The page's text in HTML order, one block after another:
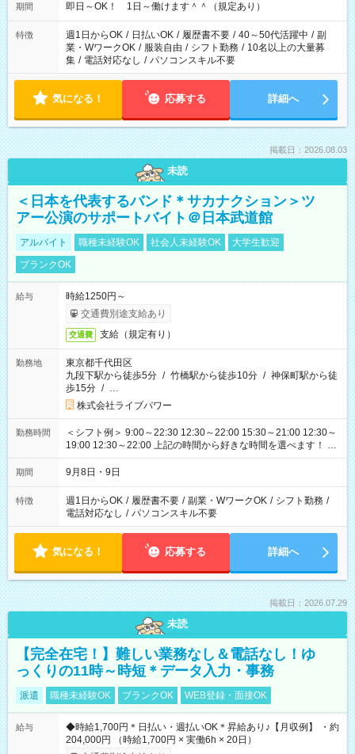
期間 即日～OK！ 1日～働けます＾＾（規定あり）
特徴 週1日からOK / 日払いOK / 履歴書不要 / 40～50代活躍中 / 副
業・WワークOK / 服装自由 / シフト勤務 / 10名以上の大量募
集 / 電話対応なし / パソコンスキル不要
気になる！ 応募する 詳細へ
掲載日：2026.08.03
未読
＜日本を代表するバンド＊サカナクション＞ツ
アー公演のサポートバイト＠日本武道館
アルバイト 職種未経験OK 社会人未経験OK
大学生歓迎
ブランクOK
給与
時給1250円～
交通費別途支給あり
交通費 支給（規定有り）
勤務地
東京都千代田区
九段下駅から徒歩5分 / 竹橋駅から徒歩10分 / 神保町駅から徒
歩15分 / …
株式会社ライブパワー
勤務時間
＜シフト例＞ 9:00～22:30 12:30～22:00 15:30～21:00 12:30～
19:00 12:30～22:00 上記の時間から好きな時間を選べます！ ※
時間は変更となる可能性があります
期間 9月8日・9日
特徴 週1日からOK / 履歴書不要 / 副業・WワークOK / シフト勤務 /
電話対応なし / パソコンスキル不要
気になる！ 応募する 詳細へ
掲載日：2026.07.29
未読
【完全在宅！】難しい業務なし＆電話なし！ゆ
っくりの11時～時短＊データ入力・事務
派遣 職種未経験OK ブランクOK WEB登録・面接OK
給与
◆時給1,700円＊日払い・週払いOK＊昇給あり♪【月収例】 ・約
204,000円 （時給1,700円 × 実働6h × 20日）